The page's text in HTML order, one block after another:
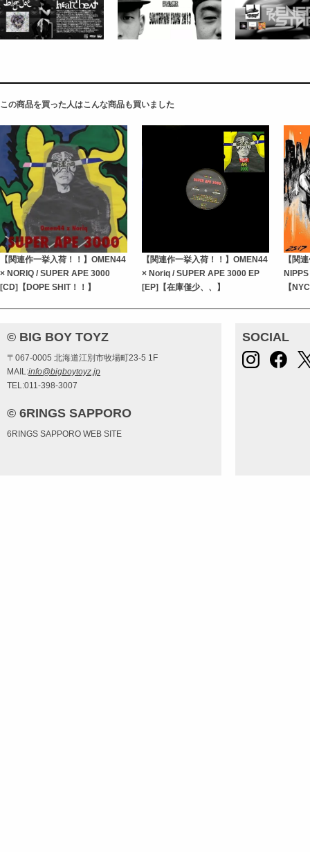
この商品を買った人はこんな商品も買いました
【関連作一挙入荷！！】OMEN44
× NORIQ / SUPER APE 3000
[CD]【DOPE SHIT！！】
【関連作一挙入荷！！】OMEN44
× Noriq / SUPER APE 3000 EP
[EP]【在庫僅少、、】
【関
【
© BIG BOY TOYZ
〒067-0005 北海道江別市牧場町23-5 1F
MAIL:info@bigboytoyz.jp
TEL:011-398-3007
© 6RINGS SAPPORO
6RINGS SAPPORO WEB SITE
SOCIAL